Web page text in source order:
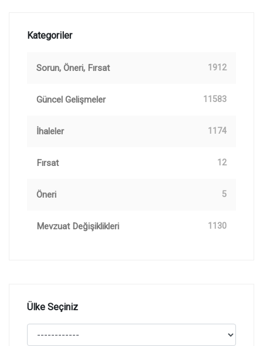
Kategoriler
Sorun, Öneri, Fırsat 1912
Güncel Gelişmeler 11583
İhaleler 1174
Fırsat 12
Öneri 5
Mevzuat Değişiklikleri 1130
Ülke Seçiniz